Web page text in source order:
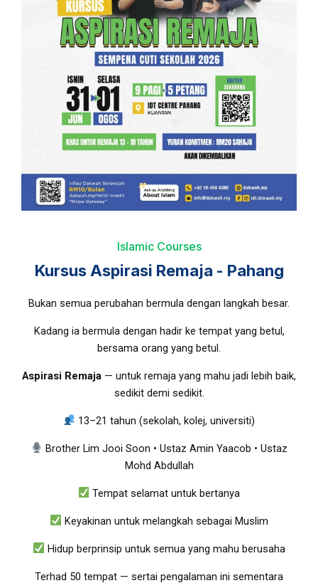
Islamic Courses
Kursus Aspirasi Remaja - Pahang
Bukan semua perubahan bermula dengan langkah besar.
Kadang ia bermula dengan hadir ke tempat yang betul,
bersama orang yang betul.
Aspirasi Remaja — untuk remaja yang mahu jadi lebih baik,
sedikit demi sedikit.
13–21 tahun (sekolah, kolej, universiti)
Brother Lim Jooi Soon • Ustaz Amin Yaacob • Ustaz
Mohd Abdullah
Tempat selamat untuk bertanya
Keyakinan untuk melangkah sebagai Muslim
Hidup berprinsip untuk semua yang mahu berusaha
Terhad 50 tempat — sertai pengalaman ini sementara